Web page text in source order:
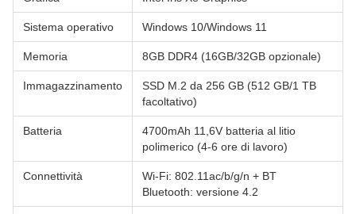
Sistema operativo Windows 10/Windows 11
Memoria 8GB DDR4 (16GB/32GB opzionale)
Immagazzinamento
SSD M.2 da 256 GB (512 GB/1 TB
facoltativo)
Batteria
4700mAh 11,6V batteria al litio
polimerico (4-6 ore di lavoro)
Connettività
Wi-Fi: 802.11ac/b/g/n + BT
Bluetooth: versione 4.2